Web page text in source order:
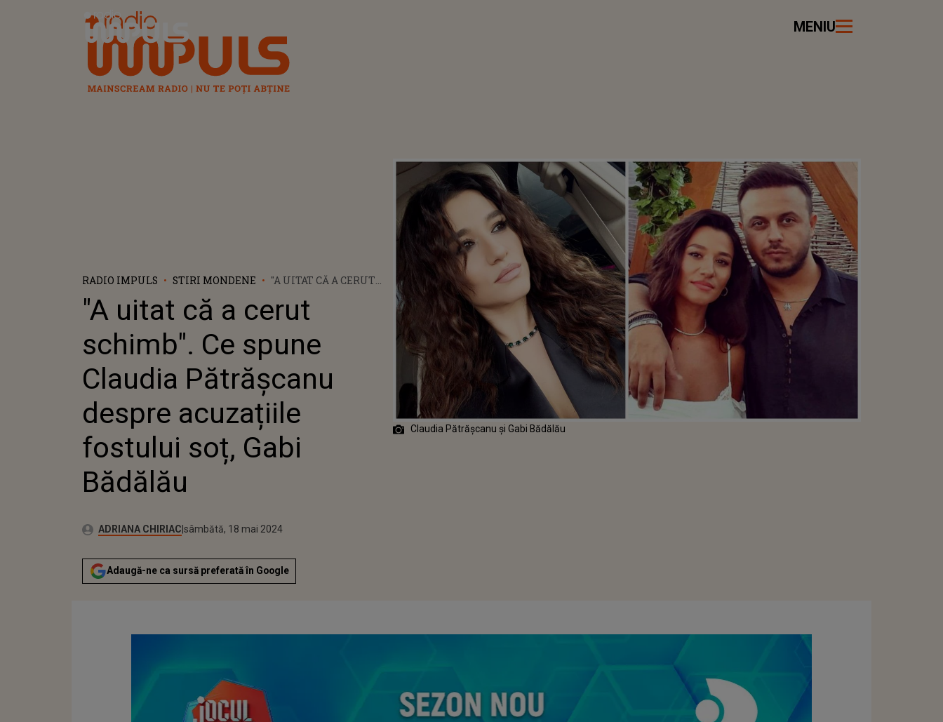
Radio Impuls MENIU
RADIO IMPULS STIRI MONDENE
"A UITAT CĂ A CERUT
CLAUDIA PĂTRĂȘCANU
DESPRE ACUZAȚIILE
FOSTULUI SOȚ, GABI
BĂDĂLĂU
"A uitat că a cerut
schimb". Ce spune
Claudia Pătrășcanu
despre acuzațiile
fostului soț, Gabi
Bădălău
Autor:ADRIANA CHIRIACPublicat:
sâmbătă, 18 mai 2024
Actualizat:
sâmbătă, 18 mai 2024
Adaugă-ne ca sursă preferată în Google
Claudia Pătrășcanu și Gabi Bădălău